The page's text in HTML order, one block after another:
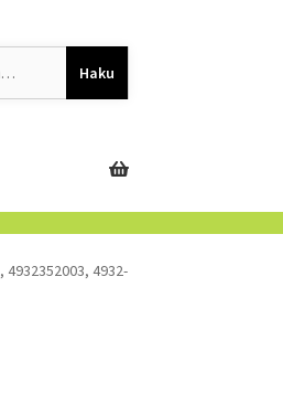
Haku
4932352003, 4932-